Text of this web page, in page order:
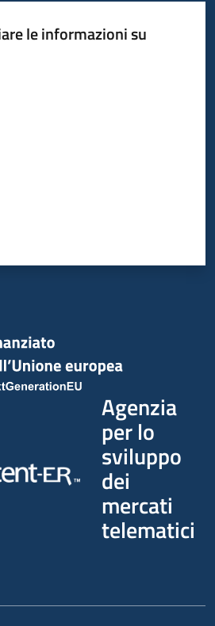
le informazioni su
Agenzia
per lo
sviluppo
dei
mercati
telematici